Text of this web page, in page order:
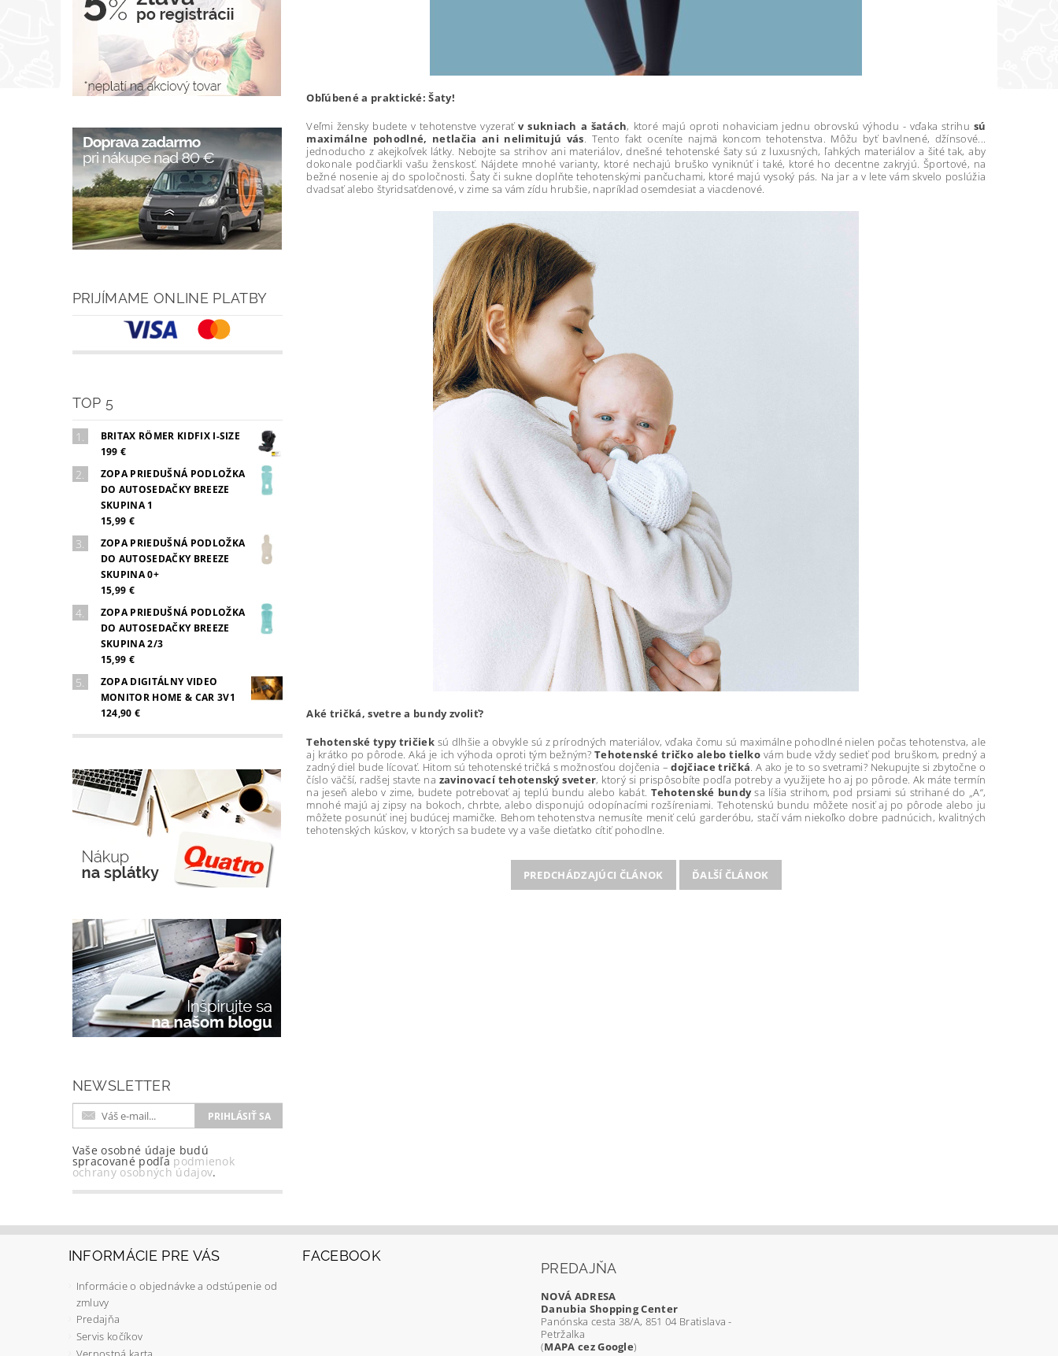
PRIJÍMAME ONLINE PLATBY
TOP 5
BRITAX RÖMER KIDFIX I-SIZE
199 €
ZOPA PRIEDUŠNÁ PODLOŽKA
DO AUTOSEDAČKY BREEZE
SKUPINA 1
15,99 €
ZOPA PRIEDUŠNÁ PODLOŽKA
DO AUTOSEDAČKY BREEZE
SKUPINA 0+
15,99 €
ZOPA PRIEDUŠNÁ PODLOŽKA
DO AUTOSEDAČKY BREEZE
SKUPINA 2/3
15,99 €
ZOPA DIGITÁLNY VIDEO
MONITOR HOME & CAR 3V1
124,90 €
NEWSLETTER
Vaše osobné údaje budú
spracované podľa podmienok
ochrany osobných údajov.
Obľúbené a praktické: Šaty!
Veľmi žensky budete v tehotenstve vyzeraťv sukniach a šatách, ktoré majú oproti nohaviciam jednu obrovskú výhodu - vďaka strihu sú
maximálne pohodlné, netlačia ani nelimitujú vás. Tento fakt oceníte najmä koncom tehotenstva. Môžu byť bavlnené, džínsové...
jednoducho z akejkoľvek látky. Nebojte sa strihov ani materiálov, dnešné tehotenské šaty sú z luxusných, ľahkých materiálov a šité tak, aby
dokonale podčiarkli vašu ženskosť. Nájdete mnohé varianty, ktoré nechajú bruško vyniknúť i také, ktoré ho decentne zakryjú. Športové, na
bežné nosenie aj do spoločnosti. Šaty či sukne doplňte tehotenskými pančuchami, ktoré majú vysoký pás. Na jar a v lete vám skvelo poslúžia
dvadsať alebo štyridsaťdenové, v zime sa vám zídu hrubšie, napríklad osemdesiat a viacdenové.
Aké tričká, svetre a bundy zvoliť?
Tehotenské typy tričiek sú dlhšie a obvykle sú z prírodných materiálov, vďaka čomu sú maximálne pohodlné nielen počas tehotenstva, ale
aj krátko po pôrode. Aká je ich výhoda oproti tým bežným? Tehotenské tričko alebo tielko vám bude vždy sedieť pod bruškom, predný a
zadný diel bude lícovať. Hitom sú tehotenské tričká s možnosťou dojčenia –dojčiace tričká. A ako je to so svetrami? Nekupujte si zbytočne o
číslo väčší, radšej stavte na zavinovací tehotenský sveter, ktorý si prispôsobíte podľa potreby a využijete ho aj po pôrode. Ak máte termín
na jeseň alebo v zime, budete potrebovať aj teplú bundu alebo kabát. Tehotenské bundysa líšia strihom, pod prsiami sú strihané do „A“,
mnohé majú aj zipsy na bokoch, chrbte, alebo disponujú odopínacími rozšíreniami. Tehotenskú bundu môžete nosiť aj po pôrode alebo ju
môžete posunúť inej budúcej mamičke. Behom tehotenstva nemusíte meniť celú garderóbu, stačí vám niekoľko dobre padnúcich, kvalitných
tehotenských kúskov, v ktorých sa budete vy a vaše dieťatko cítiť pohodlne.
PREDCHÁDZAJÚCI ČLÁNOK ĎALŠÍ ČLÁNOK
INFORMÁCIE PRE VÁS
Informácie o objednávke a odstúpenie od
zmluvy
Predajňa
Servis kočíkov
FACEBOOK
PREDAJŇA
NOVÁ ADRESA
Danubia Shopping Center
Panónska cesta 38/A, 851 04 Bratislava -
Petržalka
(MAPA cez Google)